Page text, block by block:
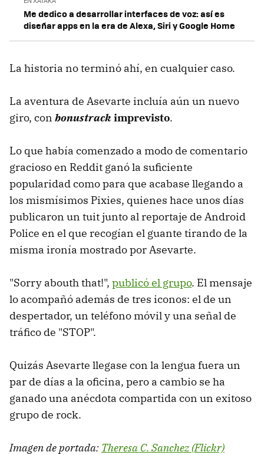
Me dedico a desarrollar interfaces de voz: así es
diseñar apps en la era de Alexa, Siri y Google Home
La historia no terminó ahí, en cualquier caso.
La aventura de Asevarte incluía aún un nuevo
giro, con bonustrackimprevisto.
Lo que había comenzado a modo de comentario
gracioso en Reddit ganó la suficiente
popularidad como para que acabase llegando a
los mismísimos Pixies, quienes hace unos días
publicaron un tuit junto al reportaje de Android
Police en el que recogían el guante tirando de la
misma ironía mostrado por Asevarte.
"Sorry abouth that!", publicó el grupo. El mensaje
lo acompañó además de tres iconos: el de un
despertador, un teléfono móvil y una señal de
tráfico de "STOP".
Quizás Asevarte llegase con la lengua fuera un
par de días a la oficina, pero a cambio se ha
ganado una anécdota compartida con un exitoso
grupo de rock.
Imagen de portada: Theresa C. Sanchez (Flickr)